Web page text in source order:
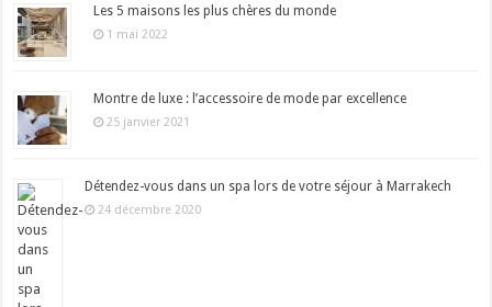
Les 5 maisons les plus chères du monde
1 mai 2022
Montre de luxe : l’accessoire de mode par excellence
25 janvier 2021
Détendez-vous dans un spa lors de votre séjour à Marrakech
24 décembre 2020